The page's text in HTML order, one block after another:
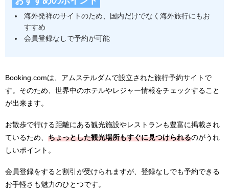
海外発祥のサイトのため、国内だけでなく海外旅行にもお
すすめ
会員登録なしで予約が可能
Booking.comは、アムステルダムで設立された旅行予約サイトで
す。そのため、世界中のホテルやレジャー情報をチェックすること
が出来ます。
お散歩で行ける距離にある観光施設やレストランも豊富に掲載され
ているため、 ちょっとした観光場所もすぐに見つけられるのがうれ
しいポイント。
会員登録をすると割引が受けられますが、登録なしでも予約できる
お手軽さも魅力のひとつです。